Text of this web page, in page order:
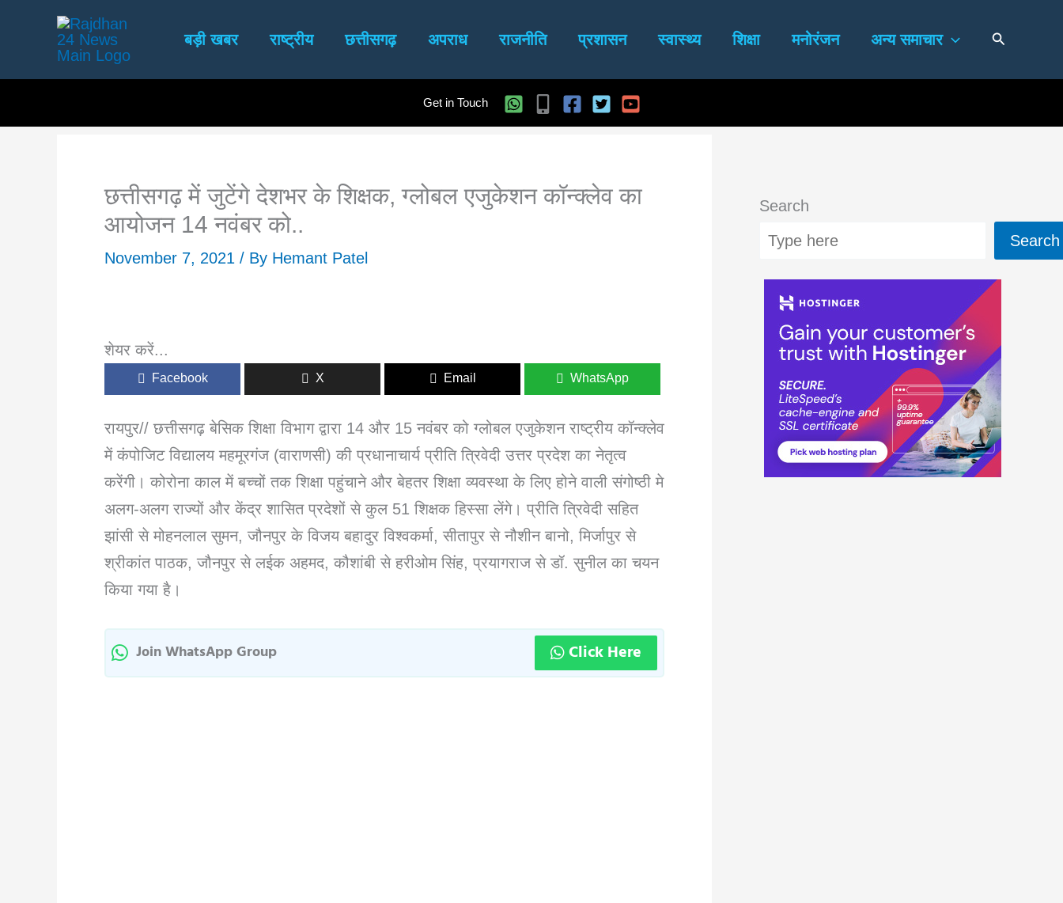
बड़ी खबर राष्ट्रीय छत्तीसगढ़ अपराध राजनीति प्रशासन स्वास्थ्य शिक्षा मनोरंजन अन्य समाचार Search
Get in Touch
छत्तीसगढ़ में जुटेंगे देशभर के शिक्षक, ग्लोबल एजुकेशन कॉन्क्लेव का
आयोजन 14 नवंबर को..
November 7, 2021 / By Hemant Patel
शेयर करें...
Facebook X Email WhatsApp
रायपुर// छत्तीसगढ़ बेसिक शिक्षा विभाग द्वारा 14 और 15 नवंबर को ग्लोबल एजुकेशन राष्ट्रीय कॉन्क्लेव
में कंपोजिट विद्यालय महमूरगंज (वाराणसी) की प्रधानाचार्य प्रीति त्रिवेदी उत्तर प्रदेश का नेतृत्व
करेंगी। कोरोना काल में बच्चों तक शिक्षा पहुंचाने और बेहतर शिक्षा व्यवस्था के लिए होने वाली संगोष्ठी मे
अलग-अलग राज्यों और केंद्र शासित प्रदेशों से कुल 51 शिक्षक हिस्सा लेंगे। प्रीति त्रिवेदी सहित
झांसी से मोहनलाल सुमन, जौनपुर के विजय बहादुर विश्वकर्मा, सीतापुर से नौशीन बानो, मिर्जापुर से
श्रीकांत पाठक, जौनपुर से लईक अहमद, कौशांबी से हरीओम सिंह, प्रयागराज से डॉ. सुनील का चयन
किया गया है।
Join WhatsApp Group Click Here
Search
Search